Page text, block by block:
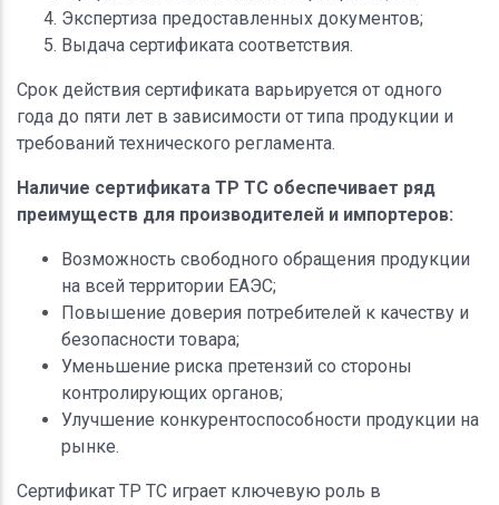
Экспертиза предоставленных документов;
Выдача сертификата соответствия.
Срок действия сертификата варьируется от одного
года до пяти лет в зависимости от типа продукции и
требований технического регламента.
Наличие сертификата ТР ТС обеспечивает ряд
преимуществ для производителей и импортеров:
Возможность свободного обращения продукции
на всей территории ЕАЭС;
Повышение доверия потребителей к качеству и
безопасности товара;
Уменьшение риска претензий со стороны
контролирующих органов;
Улучшение конкурентоспособности продукции на
рынке.
Сертификат ТР ТС играет ключевую роль в